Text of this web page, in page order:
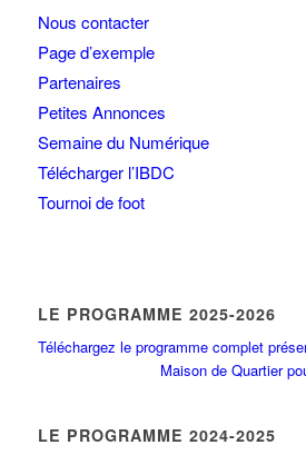
Nous contacter
Page d’exemple
Partenaires
Petites Annonces
Semaine du Numérique
Télécharger l’IBDC
Tournoi de foot
LE PROGRAMME 2025-2026
Téléchargez le programme complet
Maison de Quartier
LE PROGRAMME 2024-2025